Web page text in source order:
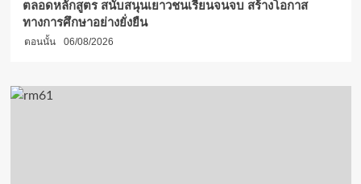
ตลอดหลักสูตร สนับสนุนเยาวชนเรียนจนจบ สร้างโอกาส
ทางการศึกษาอย่างยั่งยืน
ตอนนั้น 06/08/2026